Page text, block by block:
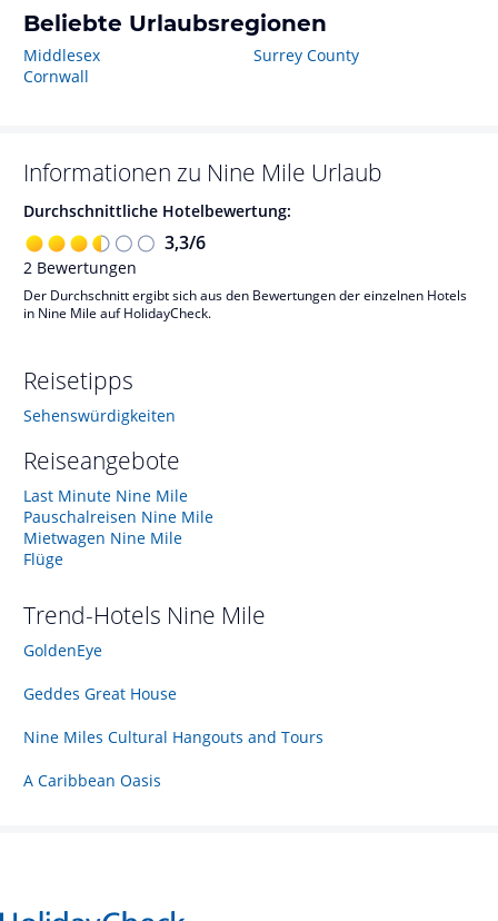
Beliebte Urlaubsregionen
Middlesex
Cornwall
Surrey County
Informationen zu Nine Mile Urlaub
Durchschnittliche Hotelbewertung:
3,3/6
2 Bewertungen
Der Durchschnitt ergibt sich aus den Bewertungen der einzelnen Hotels
in Nine Mile auf HolidayCheck.
Reisetipps
Sehenswürdigkeiten
Reiseangebote
Last Minute Nine Mile
Pauschalreisen Nine Mile
Mietwagen Nine Mile
Flüge
Trend-Hotels Nine Mile
GoldenEye
Geddes Great House
Nine Miles Cultural Hangouts and Tours
A Caribbean Oasis